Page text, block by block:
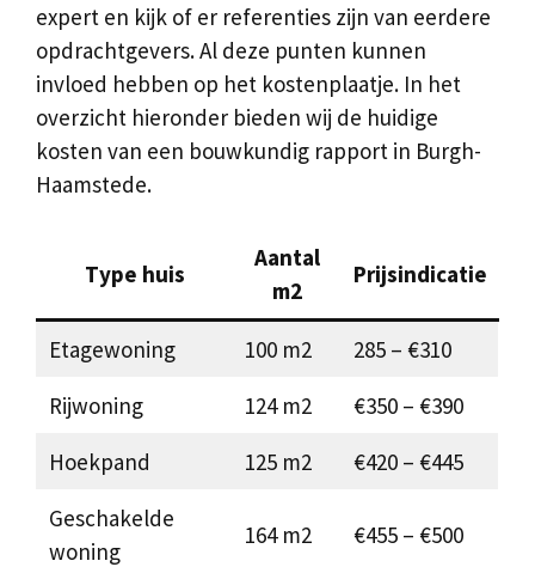
expert en kijk of er referenties zijn van eerdere
opdrachtgevers. Al deze punten kunnen
invloed hebben op het kostenplaatje. In het
overzicht hieronder bieden wij de huidige
kosten van een bouwkundig rapport in Burgh-
Haamstede.
Type huis
Aantal
m2
Prijsindicatie
Etagewoning 100 m2
285 – €310
Rijwoning
124 m2
€350 – €390
Hoekpand
125 m2
€420 – €445
Geschakelde
woning
164 m2 €455 – €500